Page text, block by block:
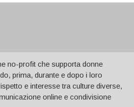
no-profit che supporta donne
prima, durante e dopo i loro
e interesse tra culture diverse,
online e condivisione